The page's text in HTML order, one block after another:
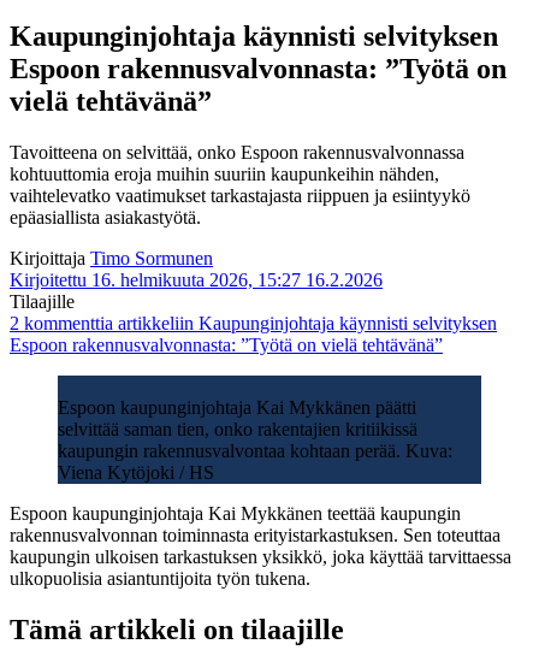
Kaupunginjohtaja käynnisti selvityksen
Espoon rakennusvalvonnasta: ”Työtä on
vielä tehtävänä”
Tavoitteena on selvittää, onko Espoon rakennusvalvonnassa
kohtuuttomia eroja muihin suuriin kaupunkeihin nähden,
vaihtelevatko vaatimukset tarkastajasta riippuen ja esiintyykö
epäasiallista asiakastyötä.
Kirjoittaja Timo Sormunen
Kirjoitettu 16. helmikuuta 2026, 15:27 16.2.2026
Tilaajille
2 kommenttia artikkeliin Kaupunginjohtaja käynnisti selvityksen
Espoon rakennusvalvonnasta: ”Työtä on vielä tehtävänä”
Espoon kaupunginjohtaja Kai Mykkänen päätti
selvittää saman tien, onko rakentajien kritiikissä
kaupungin rakennusvalvontaa kohtaan perää. Kuva:
Viena Kytöjoki / HS
Espoon kaupunginjohtaja Kai Mykkänen teettää kaupungin
rakennusvalvonnan toiminnasta erityistarkastuksen. Sen toteuttaa
kaupungin ulkoisen tarkastuksen yksikkö, joka käyttää tarvittaessa
ulkopuolisia asiantuntijoita työn tukena.
Tämä artikkeli on tilaajille